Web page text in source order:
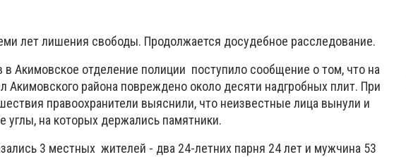
лет лишения свободы. Продолжается досудебное расследование.
в Акимовское отделение полиции поступило сообщение о том, что на
Акимовского района повреждено около десяти надгробных плит. При
правоохранители выяснили, что неизвестные лица вынули и
углы, на которых держались памятники.
3 местных жителей - два 24-летних парня 24 лет и мужчина 53